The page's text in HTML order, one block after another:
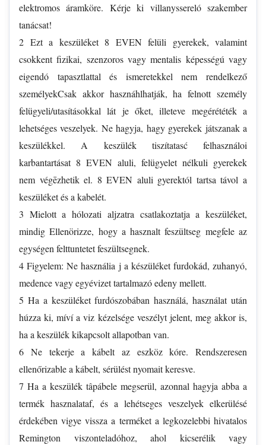
elektromos áramköre. Kérje ki villanyssereló szakember
tanácsat!
2 Ezt a keszüléket 8 EVEN felüli gyerekek, valamint
csokkent fizikai, szenzoros vagy mentalis képességú vagy
eigendó tapasztlattal és ismeretekkel nem rendelkező
személyekCsak akkor hasznáhlhatják, ha felnott személy
felügyeli/utasításokkal lát je őket, illeteve megérététék a
lehetséges veszelyek. Ne hagyja, hagy gyerekek játszanak a
keszülékkel. A keszülék tiszítatasć felhasználoi
karbantartásat 8 EVEN aluli, felügyelet nélkuli gyerekek
nem végēzhetik el. 8 EVEN aluli gyerektól tartsa távol a
keszüléket és a kabelét.
3 Mielott a hólozati aljzatra csatlakoztatja a keszüléket,
mindig Ellenörizze, hogy a hasznalt feszültseg megfele az
egységen felttuntetet feszültsegnek.
4 Figyelem: Ne használia j a készüléket furdokád, zuhanyó,
medence vagy egyévizet tartalmazó edeny mellett.
5 Ha a keszüléket furdószobában használá, használat után
húzza ki, míví a viz kézelsége veszélyt jelent, meg akkor is,
ha a keszülék kikapcsolt allapotban van.
6 Ne tekerje a kábelt az eszköz kóre. Rendszeresen
ellenőrizable a kábelt, sérülést nyomait keresve.
7 Ha a keszülék tâpábele megserül, azonnal hagyja abba a
termék hasznalataf, és a lehétseges veszelyek elkerülésé
érdekében vigye vissza a terméket a legkozelebbi hivatalos
Remington viszonteladóhoz, ahol kicserélik vagy